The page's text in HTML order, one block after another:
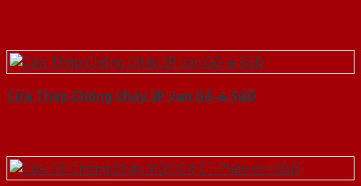
Cửa Thép Chống Cháy 2P van Gỗ-a-SGD